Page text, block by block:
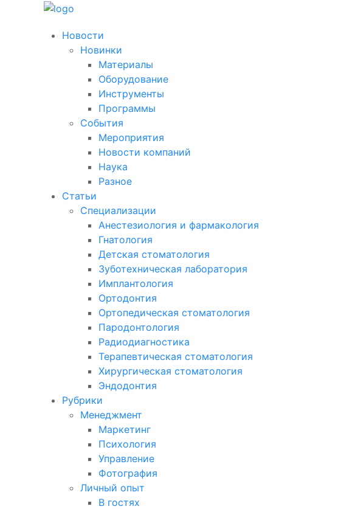
Новости
Новинки
Материалы
Оборудование
Инструменты
Программы
События
Мероприятия
Новости компаний
Наука
Разное
Статьи
Специализации
Анестезиология и фармакология
Гнатология
Детская стоматология
Зуботехническая лаборатория
Имплантология
Ортодонтия
Ортопедическая стоматология
Пародонтология
Радиодиагностика
Терапевтическая стоматология
Хирургическая стоматология
Эндодонтия
Рубрики
Менеджмент
Маркетинг
Психология
Управление
Фотография
Личный опыт
В гостях